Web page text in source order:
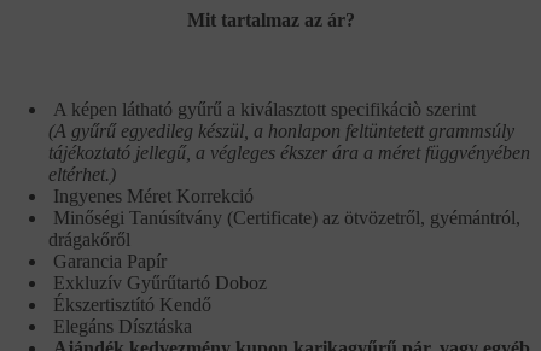
Mit tartalmaz az ár?
A képen látható gyűrű a kiválasztott specifikáciò szerint
(A gyűrű egyedileg készül, a honlapon feltüntetett grammsúly
tájékoztató jellegű, a végleges ékszer ára a méret függvényében
eltérhet.)
Ingyenes Méret Korrekció
Minőségi Tanúsítvány (Certificate) az ötvözetről, gyémántról,
drágakőről
Garancia Papír
Exkluzív Gyűrűtartó Doboz
Ékszertisztító Kendő
Elegáns Dísztáska